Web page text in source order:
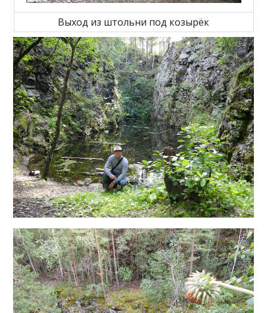
Выход из штольни под козырёк